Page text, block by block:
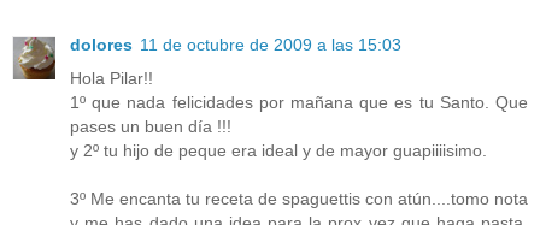
dolores 11 de octubre de 2009 a las 15:03
Hola Pilar!!
1º que nada felicidades por mañana que es tu Santo. Que
pases un buen día !!!
y 2º tu hijo de peque era ideal y de mayor guapiiiisimo.
3º Me encanta tu receta de spaguettis con atún....tomo nota